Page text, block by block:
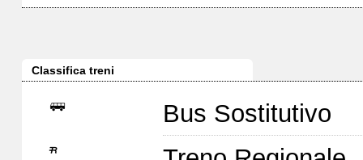
Classifica treni
Bus Sostitutivo